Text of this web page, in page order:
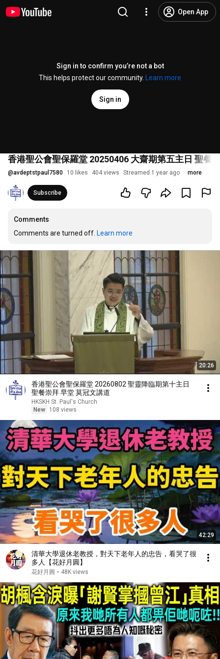
Open App
Sign in to confirm you’re not a bot
This helps protect our community.
Learn more
Sign in
香港聖公會聖保羅堂 20250406 大齋期第五主日 聖餐
@avdeptstpaul7580 10 likes 404 views Streamed 1 year ago more
Subscribe
Comments
Comments are turned off. Learn more
20:26
香港聖公會聖保羅堂 20260802 聖靈降臨期第十主日
聖餐崇拜 早堂 莫冠文講道
HKSKH St. Paul's Church
New
108 views
42:29
清華大學退休老教授，對天下老年人的忠告，看哭了很
多人【花好月圓】
花好月圓 • 48K views